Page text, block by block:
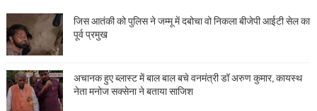
जिस आतंकी को पुलिस ने जम्मू में दबोचा वो निकला बीजेपी आईटी सेल का
पूर्व प्रमुख
अचानक हुए ब्लास्ट में बाल बाल बचे वनमंत्री डॉ अरुण कुमार, कायस्थ
नेता मनोज सक्सेना ने बताया साजिश